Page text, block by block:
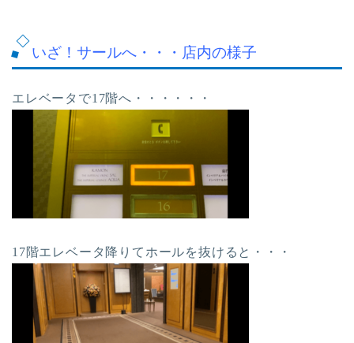
いざ！サールへ・・・店内の様子
エレベータで17階へ・・・・・・
17階エレベータ降りてホールを抜けると・・・